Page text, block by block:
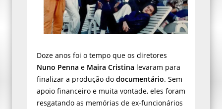
Doze anos foi o tempo que os diretores
Nuno Penna e Maira Cristina levaram para
finalizar a produção do documentário. Sem
apoio financeiro e muita vontade, eles foram
resgatando as memórias de ex-funcionários